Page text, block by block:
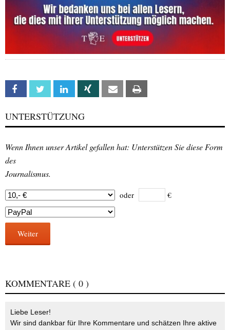
Facebook Twitter Linkedin Xing Email
UNTERSTÜTZUNG
Wenn Ihnen unser Artikel gefallen hat: Unterstützen Sie diese Form
des
Journalismus.
oder €
Weiter
KOMMENTARE ( 0 )
Liebe Leser!
Wir sind dankbar für Ihre Kommentare und schätzen Ihre aktive